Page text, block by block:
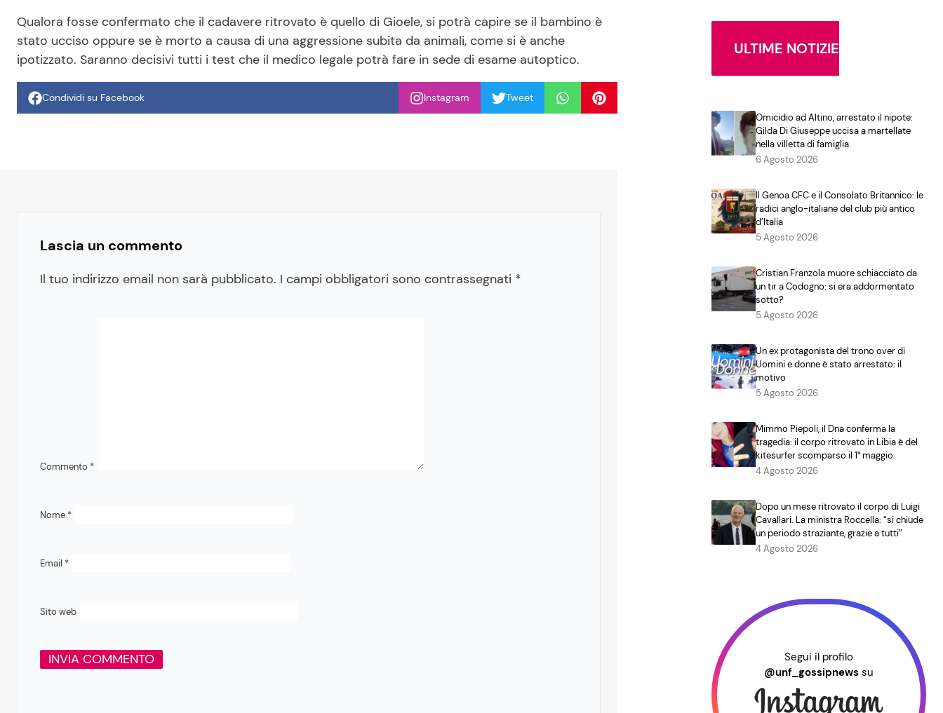
Qualora fosse confermato che il cadavere ritrovato è quello di Gioele, si potrà capire se il bambino è
stato ucciso oppure se è morto a causa di una aggressione subita da animali, come si è anche
ipotizzato. Saranno decisivi tutti i test che il medico legale potrà fare in sede di esame autoptico.
Condividi su Facebook Instagram Tweet
Lascia un commento
Il tuo indirizzo email non sarà pubblicato. I campi obbligatori sono contrassegnati *
Commento *
Nome *
Email *
Sito web
ULTIME NOTIZIE
Omicidio ad Altino, arrestato il nipote:
Gilda Di Giuseppe uccisa a martellate
nella villetta di famiglia
6 Agosto 2026
Il Genoa CFC e il Consolato Britannico: le
radici anglo-italiane del club più antico
d’Italia
5 Agosto 2026
Cristian Franzola muore schiacciato da
un tir a Codogno: si era addormentato
sotto?
5 Agosto 2026
Un ex protagonista del trono over di
Uomini e donne è stato arrestato: il
motivo
5 Agosto 2026
Mimmo Piepoli, il Dna conferma la
tragedia: il corpo ritrovato in Libia è del
kitesurfer scomparso il 1° maggio
4 Agosto 2026
Dopo un mese ritrovato il corpo di Luigi
Cavallari. La ministra Roccella: “si chiude
un periodo straziante, grazie a tutti”
4 Agosto 2026
Segui il profilo
@unf_gossipnews su